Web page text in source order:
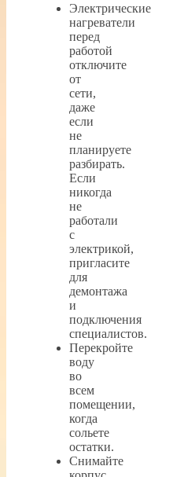
Электрические
нагреватели
перед
работой
отключите
от
сети,
даже
если
не
планируете
разбирать.
Если
никогда
не
работали
с
электрикой,
пригласите
для
демонтажа
и
подключения
специалистов.
Перекройте
воду
во
всем
помещении,
когда
сольете
остатки.
Снимайте